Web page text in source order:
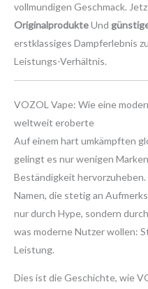
vollmundigen Geschmack.
OriginalprodukteUnd
erstklassiges Dampferlebnis
Leistungs-Verhältnis.
VOZOL Vape: Wie eine
weltweit eroberte
Auf einem hart umkämpften
gelingt es nur wenigen
Beständigkeit hervorzuheben.
Namen, die stetig an
nur durch Hype, sondern
was moderne Nutzer wollen:
Leistung.
Dies ist die Geschichte, wie